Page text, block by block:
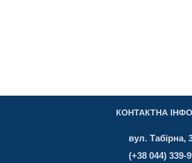
КОНТАКТНА
вул. Табірна,
(+38 044) 339-